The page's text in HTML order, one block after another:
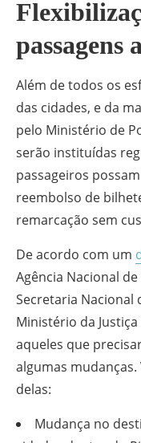
passagens
Além de todos os
das cidades, e da
pelo Ministério de
serão instituídas
passageiros
reembolso de
remarcação sem
De acordo com um
Agência Nacional
Secretaria Nacional
Ministério da Justiça
aqueles que
algumas
delas:
Mudança no